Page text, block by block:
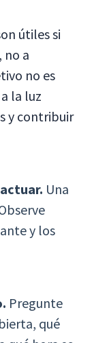
útiles si
no a
no es
la luz
y contribuir
Una
y los
Pregunte
qué